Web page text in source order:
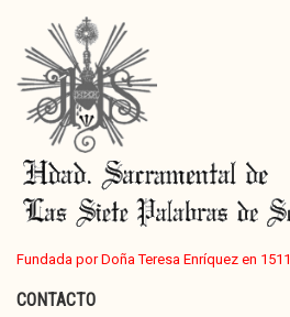
Fundada por Doña Teresa Enríquez en 1511
CONTACTO